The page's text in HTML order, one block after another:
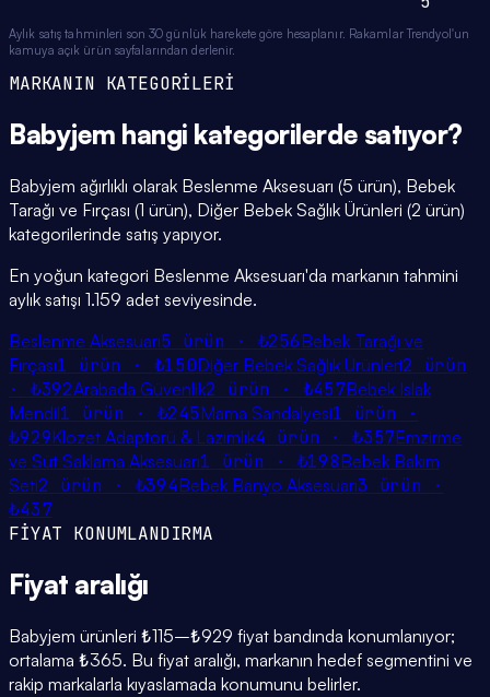
Aylık satış tahminleri son 30 günlük harekete göre hesaplanır. Rakamlar Trendyol'un
kamuya açık ürün sayfalarından derlenir.
MARKANIN KATEGORİLERİ
Babyjem hangi kategorilerde satıyor?
Babyjem ağırlıklı olarak Beslenme Aksesuarı (5 ürün), Bebek
Tarağı ve Fırçası (1 ürün), Diğer Bebek Sağlık Ürünleri (2 ürün)
kategorilerinde satış yapıyor.
En yoğun kategori Beslenme Aksesuarı'da markanın tahmini
aylık satışı 1.159 adet seviyesinde.
Beslenme Aksesuarı5 ürün · ₺256Bebek Tarağı ve
Fırçası1 ürün · ₺150Diğer Bebek Sağlık Ürünleri2 ürün
· ₺392Arabada Güvenlik2 ürün · ₺457Bebek Islak
Mendil1 ürün · ₺245Mama Sandalyesi1 ürün ·
₺929Klozet Adaptörü & Lazımlık4 ürün · ₺357Emzirme
ve Süt Saklama Aksesuarı1 ürün · ₺198Bebek Bakım
Seti2 ürün · ₺394Bebek Banyo Aksesuarı3 ürün ·
₺437
FİYAT KONUMLANDIRMA
Fiyat aralığı
Babyjem ürünleri ₺115–₺929 fiyat bandında konumlanıyor;
ortalama ₺365. Bu fiyat aralığı, markanın hedef segmentini ve
rakip markalarla kıyaslamada konumunu belirler.